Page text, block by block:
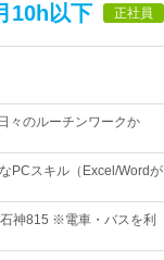
10h以下 正社員
々のルーチンワークか
PCスキル（Excel/Wordが
神815 ※電車・バスを利